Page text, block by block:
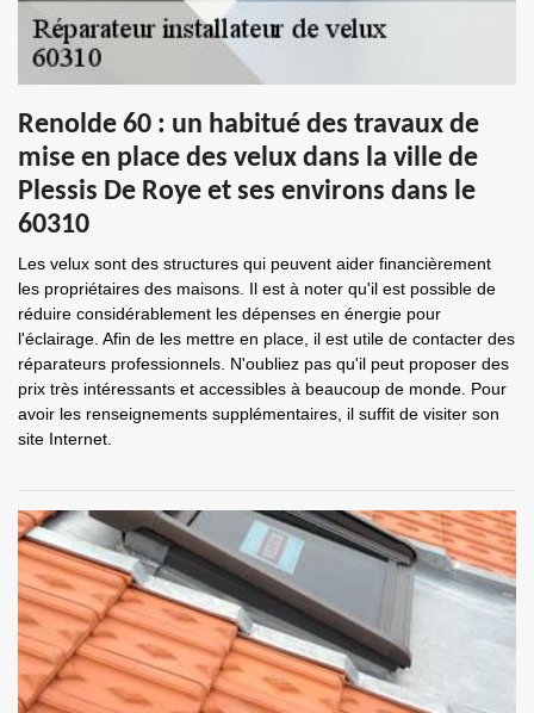
Renolde 60 : un habitué des travaux de
mise en place des velux dans la ville de
Plessis De Roye et ses environs dans le
60310
Les velux sont des structures qui peuvent aider financièrement
les propriétaires des maisons. Il est à noter qu'il est possible de
réduire considérablement les dépenses en énergie pour
l'éclairage. Afin de les mettre en place, il est utile de contacter des
réparateurs professionnels. N'oubliez pas qu'il peut proposer des
prix très intéressants et accessibles à beaucoup de monde. Pour
avoir les renseignements supplémentaires, il suffit de visiter son
site Internet.